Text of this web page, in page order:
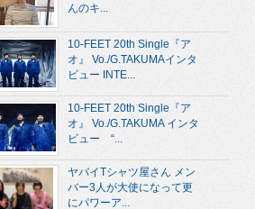
んのキ...
10-FEET 20th Single『ア
オ』 Vo./G.TAKUMAインタ
ビュー INTE...
10-FEET 20th Single『ア
オ』 Vo./G.TAKUMA インタ
ビュー “...
ヤバイTシャツ屋さん メン
バー3人が大使になって更
にパワーア...